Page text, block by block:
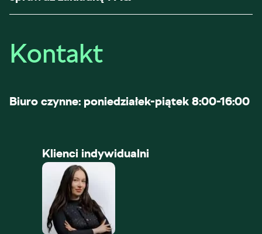
Kontakt
Biuro czynne: poniedziałek-piątek 8:00-16:00
Klienci indywidualni